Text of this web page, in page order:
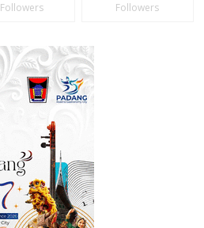
Followers Followers